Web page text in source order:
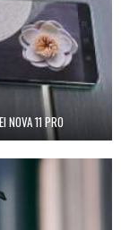
NOVA 11 PRO